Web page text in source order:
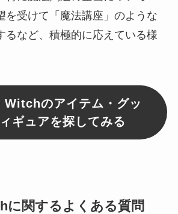
を受けて「魔法講座」のような
るなど、積極的に応えている様
のアイテム・グッ
ギュアを探してみる
に関するよくある質問